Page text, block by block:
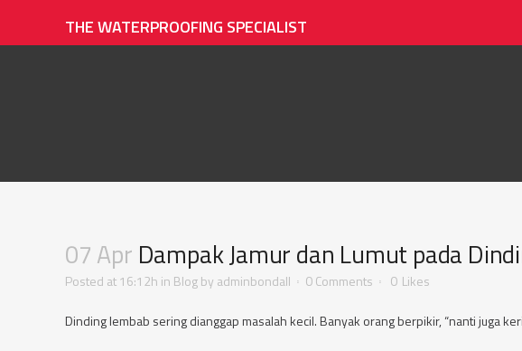
THE WATERPROOFING SPECIALIST
07 Apr Dampak Jamur dan Lumut pada
Posted at 16:12h in Blogby adminbondall 0 Comments 0 Likes
Dinding lembab sering dianggap masalah kecil. Banyak orang berpikir, “nanti juga